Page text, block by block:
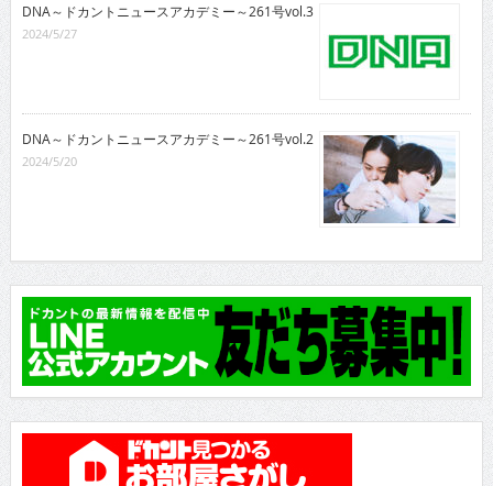
DNA～ドカントニュースアカデミー～261号vol.3
2024/5/27
DNA～ドカントニュースアカデミー～261号vol.2
2024/5/20